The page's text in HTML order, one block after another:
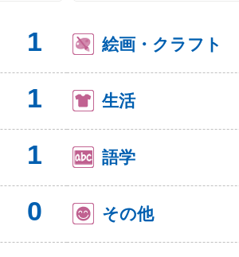
1 絵画・クラフト
1 生活
1 語学
0 その他